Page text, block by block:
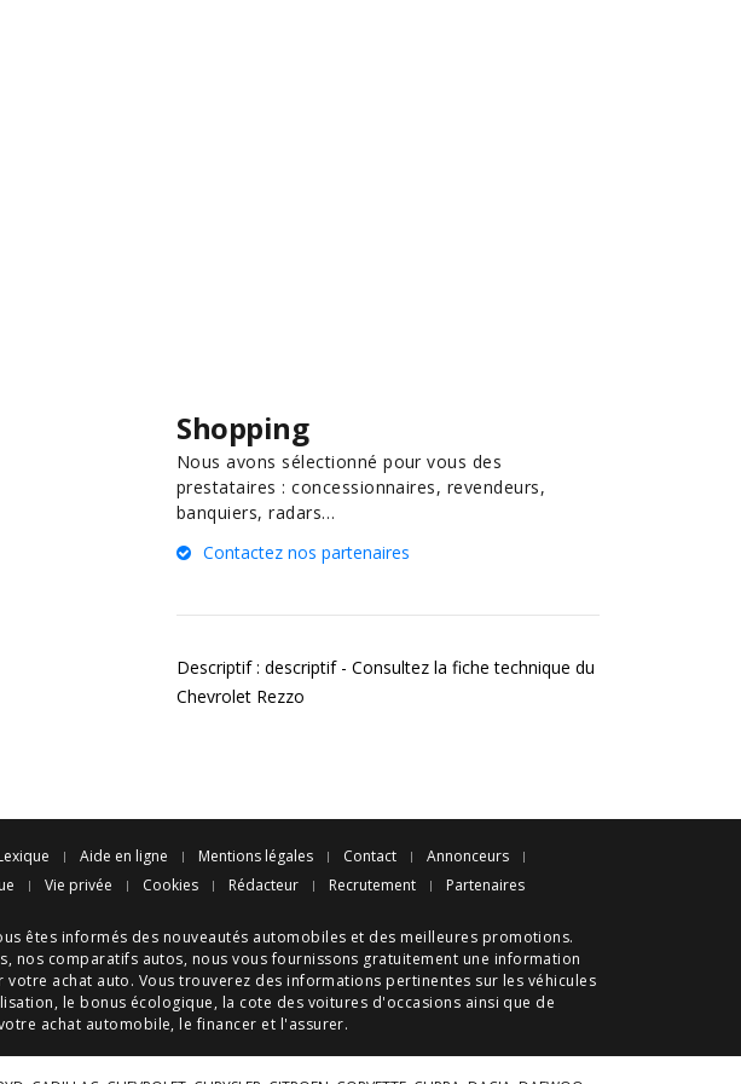
Shopping
Nous avons sélectionné pour vous des
prestataires : concessionnaires, revendeurs,
banquiers, radars…
Contactez nos partenaires
Descriptif : descriptif - Consultez la fiche technique du
Chevrolet Rezzo
Aide en ligne Mentions légales Contact
Annonceurs
Vie privée Cookies Rédacteur Recrutement Partenaires
êtes informés des nouveautés automobiles et des meilleures promotions.
, nos comparatifs autos, nous vous fournissons gratuitement une information
votre achat auto. Vous trouverez des informations pertinentes sur les véhicules
, le bonus écologique, la cote des voitures d'occasions ainsi que de
achat automobile, le financer et l'assurer.